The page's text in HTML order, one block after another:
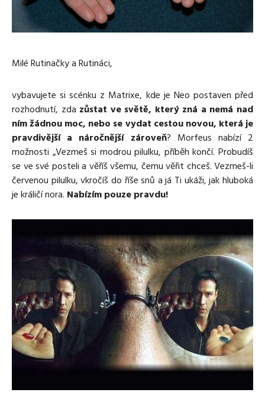
Excentrické posilování
Domácí HYROX
„Retro“ sestavy ze staré Rutiny
Aktivní uvolnění
Meditace
TRX
Klouzání
Výzvy a nácviky
Afirmace – cvičení mysli
Protažení
Tréninkový plán
Polévky
Nápoje
Co je Rutina?
Kontakt
Milé Rutinačky a Rutináci,
vybavujete si scénku z Matrixe, kde je Neo postaven před
rozhodnutí, zda zůstat ve světě, který zná a nemá nad
ním žádnou moc, nebo se vydat cestou novou, která je
pravdivější a náročnější zároveň? Morfeus nabízí 2
možnosti „Vezmeš si modrou pilulku, příběh končí. Probudíš
se ve své posteli a věříš všemu, čemu věřit chceš. Vezmeš-li
červenou pilulku, vkročíš do říše snů a já Ti ukáži, jak hluboká
je králičí nora. Nabízím pouze pravdu!